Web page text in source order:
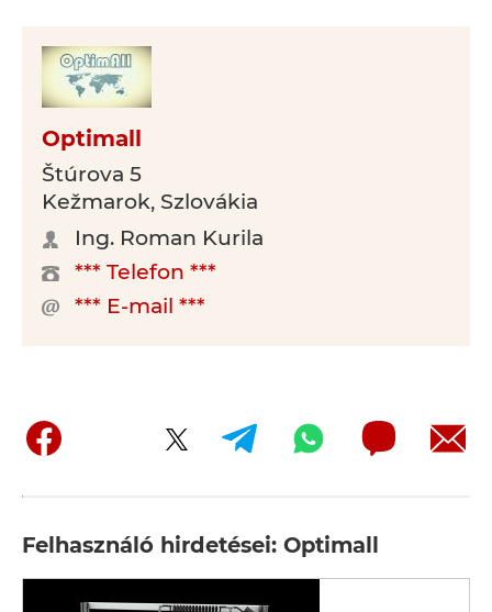
Optimall
Štúrova 5
Kežmarok, Szlovákia
Ing. Roman Kurila
*** Telefon ***
*** E-mail ***
Felhasználó hirdetései: Optimall